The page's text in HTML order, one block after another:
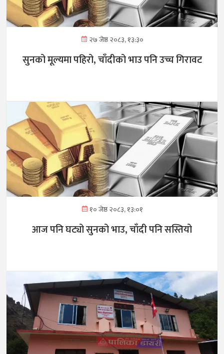
२७ जेष्ठ २०८३, १३:३०
सुनको मूल्यमा पहिरो, चाँदीको भाउ पनि उच्च गिरावट
१० जेष्ठ २०८३, १३:०१
आज पनि घट्यो सुनको भाउ, चाँदी पनि सस्तियो